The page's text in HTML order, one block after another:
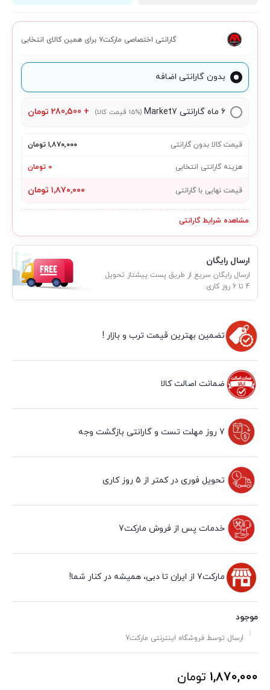
گارانتی اختصاصی مارکت۷ برای همین کالای انتخابی
بدون گارانتی اضافه
۶ ماه گارانتی Market7 (15% قیمت کالا) +
280,500 تومان
قیمت کالا بدون گارانتی ۱٬۸۷۰٬۰۰۰ تومان
هزینه گارانتی انتخابی ۰ تومان
قیمت نهایی با گارانتی ۱٬۸۷۰٬۰۰۰ تومان
مشاهده شرایط گارانتی
ارسال رایگان
ارسال رایگان سریع از طریق پست پیشتاز تحویل
4 تا 6 روز کاری.
تضمین بهترین قیمت ترب و بازار !
ضمانت اصالت کالا
7 روز مهلت تست و گارانتی بازگشت وجه
تحویل فوری در کمتر از 5 روز کاری
خدمات پس از فروش مارکت7
مارکت7 از ایران تا دبی، همیشه در کنار شما!
موجود
ارسال توسط فروشگاه اینترنتی مارکت7
1,870,000 تومان